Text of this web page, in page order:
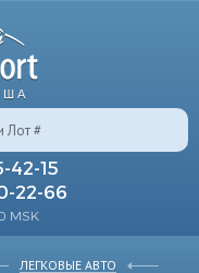
42-15
22-66
MSK
ЛЕГКОВЫЕ АВТО